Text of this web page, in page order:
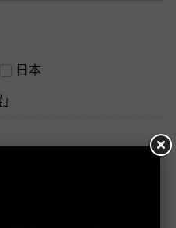
日本
廠 生產PSC電池